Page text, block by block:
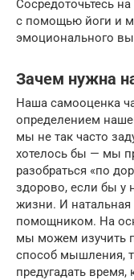
Сосредоточьтесь
с помощью йоги и
эмоционального
Зачем нужна
Наша самооценка
определением
мы не так часто
хотелось бы — мы
разобраться «по
здорово, если бы у
жизни. И натальная
помощником. На
мы можем изучить
способ мышления,
предугадать